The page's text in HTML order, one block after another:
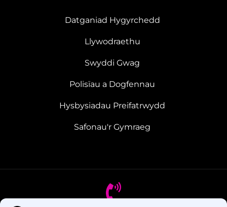
Datganiad Hygyrchedd
Llywodraethu
Swyddi Gwag
Polisïau a Dogfennau
Hysbysiadau Preifatrwydd
Safonau'r Gymraeg